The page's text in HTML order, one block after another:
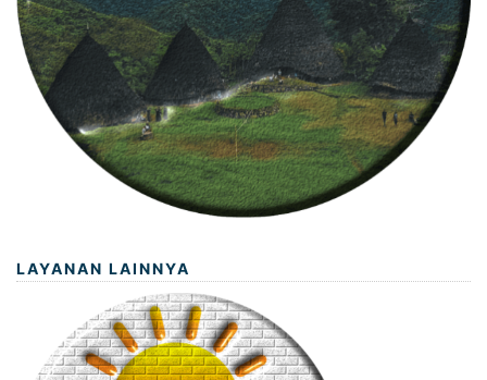
LAYANAN LAINNYA